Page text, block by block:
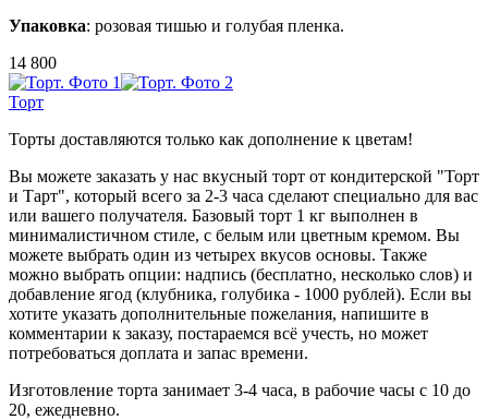
Упаковка: розовая тишью и голубая пленка.
14 800
Торт
Торты доставляются только как дополнение к цветам!
Вы можете заказать у нас вкусный торт от кондитерской "Торт
и Тарт", который всего за 2-3 часа сделают специально для вас
или вашего получателя. Базовый торт 1 кг выполнен в
минималистичном стиле, с белым или цветным кремом. Вы
можете выбрать один из четырех вкусов основы. Также
можно выбрать опции: надпись (бесплатно, несколько слов) и
добавление ягод (клубника, голубика - 1000 рублей). Если вы
хотите указать дополнительные пожелания, напишите в
комментарии к заказу, постараемся всё учесть, но может
потребоваться доплата и запас времени.
Изготовление торта занимает 3-4 часа, в рабочие часы с 10 до
20, ежедневно.